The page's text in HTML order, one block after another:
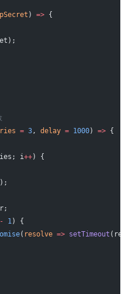
) => {
= 3, delay = 1000) => {
i++) {
- 1) {
( resolve => setTimeout